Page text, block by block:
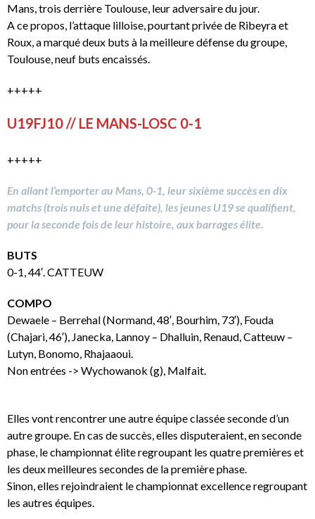
Mans, trois derrière Toulouse, leur adversaire du jour.
A ce propos, l’attaque lilloise, pourtant privée de Ribeyra et
Roux, a marqué deux buts à la meilleure défense du groupe,
Toulouse, neuf buts encaissés.
+++++
U19FJ10 // LE MANS-LOSC 0-1
+++++
En allant l’emporter au Mans, 0-1, leur sixième succès en dix
matchs (trois nuls et une défaite), les jeunes U19 se qualifient,
pour la seconde fois de leur histoire, aux barrages élite.
BUTS
0-1, 44′. CATTEUW
COMPO
Dewaele – Berrehal (Normand, 48′, Bourhim, 73′), Fouda
(Chajari, 46′), Janecka, Lannoy – Dhalluin, Renaud, Catteuw –
Lutyn, Bonomo, Rhajaaoui.
Non entrées -> Wychowanok (g), Malfait.
Elles vont rencontrer une autre équipe classée seconde d’un
autre groupe. En cas de succès, elles disputeraient, en seconde
phase, le championnat élite regroupant les quatre premières et
les deux meilleures secondes de la première phase.
Sinon, elles rejoindraient le championnat excellence regroupant
les autres équipes.